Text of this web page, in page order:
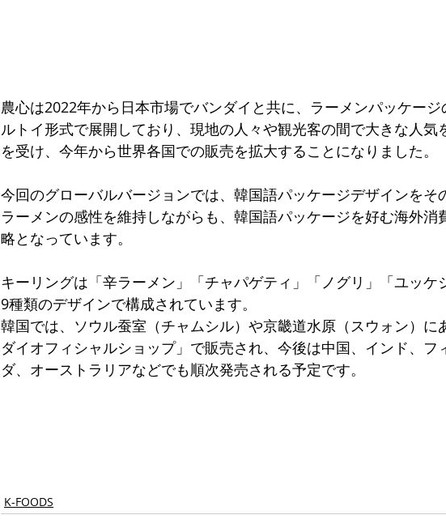
農心は2022年から日本市場でバンダイと共に、ラーメンパッケー
ルトイ形式で展開しており、現地の人々や観光客の間で大きな人気
を受け、今年から世界各国での販売を拡大することになりました。
今回のグローバルバージョンでは、韓国語パッケージデザインをそ
ラーメンの感性を維持しながらも、韓国語パッケージを好む海外消
略となっています。
キーリングは「辛ラーメン」「チャパゲティ」「ノグリ」「ユッケ
9種類のデザインで構成されています。
韓国では、ソウル蚕室（チャムシル）や京畿道水原（スウォン）に
ダイオフィシャルショップ」で販売され、今後は中国、インド、フ
ダ、オーストラリアなどでも順次発売される予定です。
K-FOODS